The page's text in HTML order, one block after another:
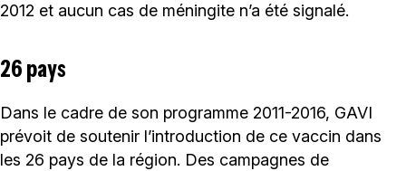
2012 et aucun cas de méningite n’a été signalé.
26 pays
Dans le cadre de son programme 2011-2016, GAVI
prévoit de soutenir l’introduction de ce vaccin dans
les 26 pays de la région. Des campagnes de